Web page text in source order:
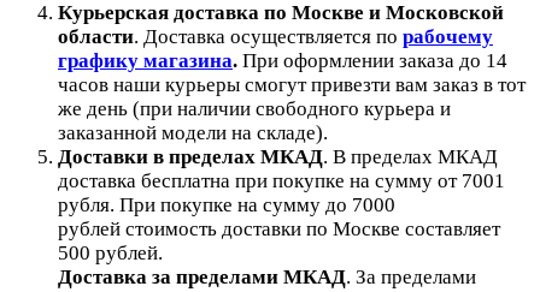
Курьерская доставка по Москве и Московской
области. Доставка осуществляется по рабочему
графику магазина. При оформлении заказа до 14
часов наши курьеры смогут привезти вам заказ в тот
же день (при наличии свободного курьера и
заказанной модели на складе).
Доставки в пределах МКАД. В пределах МКАД
доставка бесплатна при покупке на сумму от 7001
рубля. При покупке на сумму до 7000
рублей стоимость доставки по Москве составляет
500 рублей.
Доставка за пределами МКАД. За пределами